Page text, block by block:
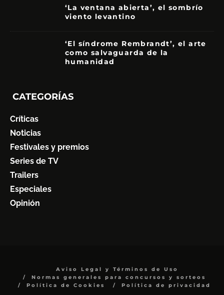
‘La ventana abierta’, el sombrío
viento levantino
‘El síndrome Rembrandt’, el arte
como salvaguarda de la
humanidad
CATEGORÍAS
Críticas
Noticias
Festivales y premios
Series de TV
Trailers
Especiales
Opinión
Aviso Legal y Términos de Uso
Normas generales para concursos y sorteos
Política de Cookies
Política de privacidad